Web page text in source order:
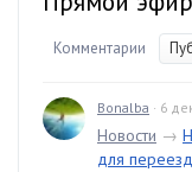
Комментарии
Bonalba · 6
Новости →
для